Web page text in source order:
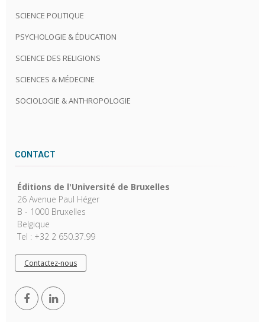
SCIENCE POLITIQUE
PSYCHOLOGIE & ÉDUCATION
SCIENCE DES RELIGIONS
SCIENCES & MÉDECINE
SOCIOLOGIE & ANTHROPOLOGIE
CONTACT
Éditions de l'Université de Bruxelles
26 Avenue Paul Héger
B - 1000 Bruxelles
Belgique
Tel : +32 2 650.37.99
Contactez-nous